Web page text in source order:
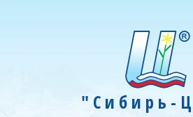
"Сибирь-